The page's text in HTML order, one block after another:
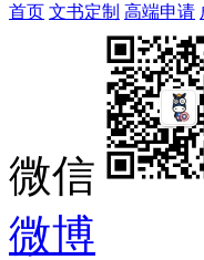
首页 文书定制 高端申请
微信
微博